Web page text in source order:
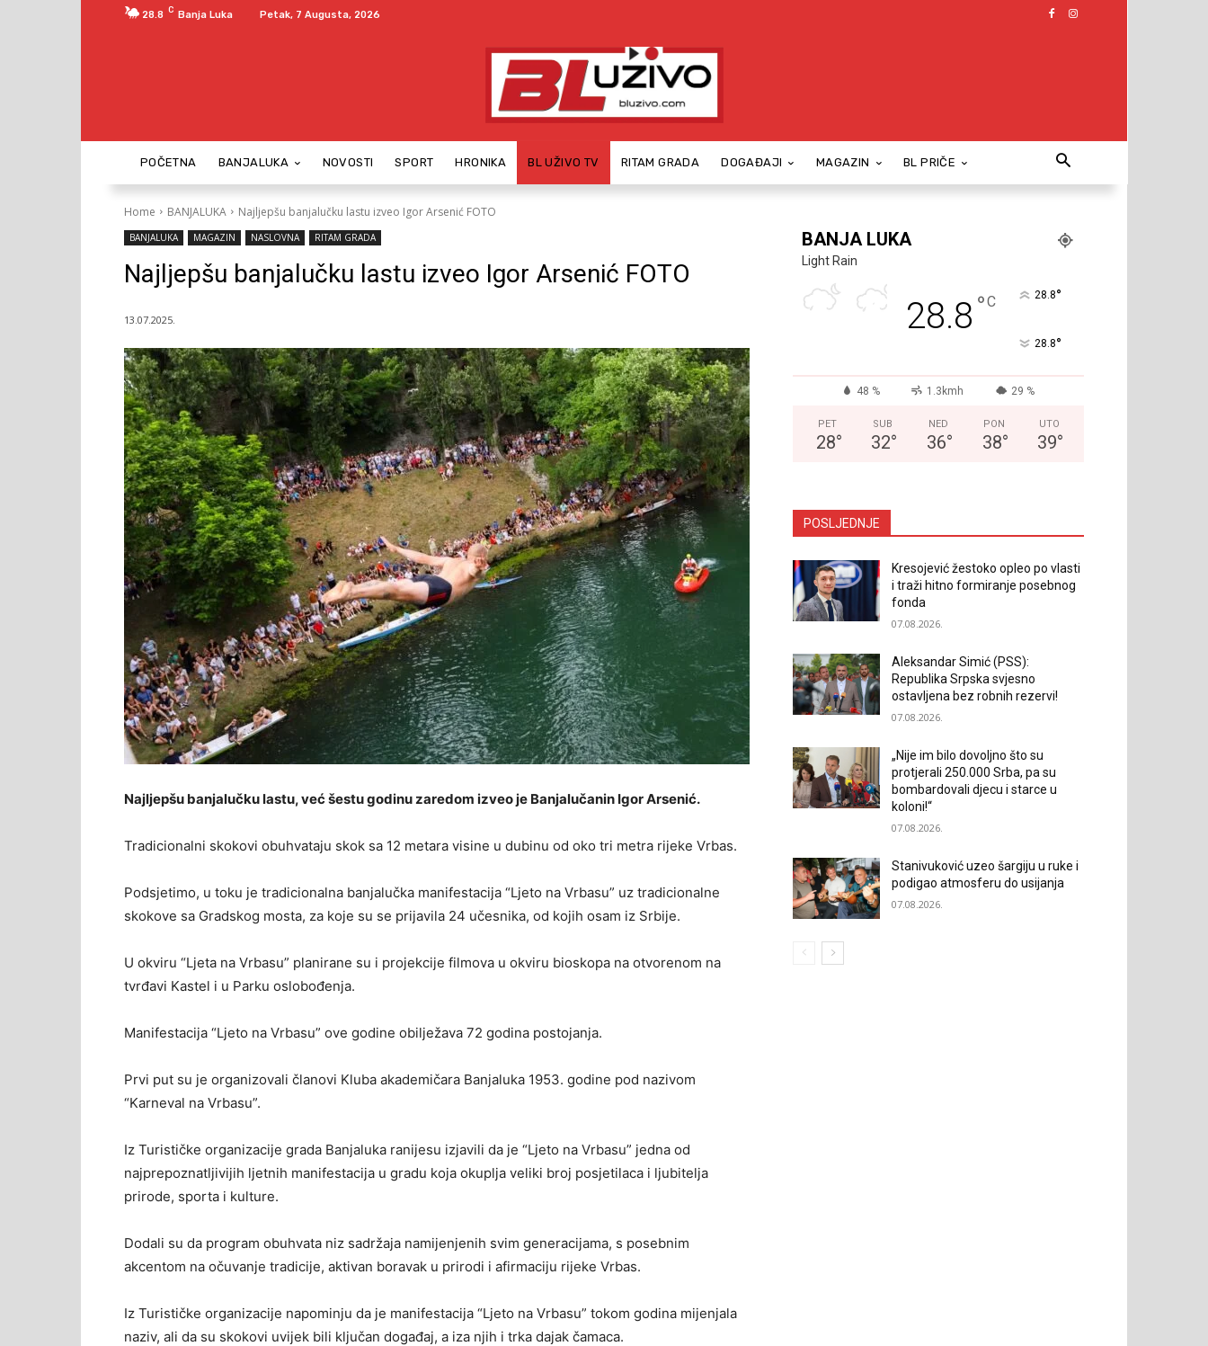
28.8 C Banja Luka Petak, 7 Augusta, 2026
POČETNA BANJALUKA NOVOSTI SPORT HRONIKA BL UŽIVO TV RITAM GRADA DOGAĐAJI MAGAZIN BL PRIČE
Home BANJALUKA Najljepšu banjalučku lastu izveo Igor Arsenić FOTO
BANJALUKA MAGAZIN NASLOVNA RITAM GRADA
Najljepšu banjalučku lastu izveo Igor Arsenić FOTO
13.07.2025.
Najljepšu banjalučku lastu, već šestu godinu zaredom izveo je Banjalučanin Igor Arsenić.
Tradicionalni skokovi obuhvataju skok sa 12 metara visine u dubinu od oko tri metra rijeke Vrbas.
Podsjetimo, u toku je tradicionalna banjalučka manifestacija “Ljeto na Vrbasu” uz tradicionalne
skokove sa Gradskog mosta, za koje su se prijavila 24 učesnika, od kojih osam iz Srbije.
U okviru “Ljeta na Vrbasu” planirane su i projekcije filmova u okviru bioskopa na otvorenom na
tvrđavi Kastel i u Parku oslobođenja.
Manifestacija “Ljeto na Vrbasu” ove godine obilježava 72 godina postojanja.
Prvi put su je organizovali članovi Kluba akademičara Banjaluka 1953. godine pod nazivom
“Karneval na Vrbasu”.
Iz Turističke organizacije grada Banjaluka ranijesu izjavili da je “Ljeto na Vrbasu” jedna od
najprepoznatljivijih ljetnih manifestacija u gradu koja okuplja veliki broj posjetilaca i ljubitelja
prirode, sporta i kulture.
Dodali su da program obuhvata niz sadržaja namijenjenih svim generacijama, s posebnim
akcentom na očuvanje tradicije, aktivan boravak u prirodi i afirmaciju rijeke Vrbas.
Iz Turističke organizacije napominju da je manifestacija “Ljeto na Vrbasu” tokom godina mijenjala
naziv, ali da su skokovi uvijek bili ključan događaj, a iza njih i trka dajak čamaca.
BANJA LUKA
Light Rain
28.8 °C 28.8°
28.8°
48 % 1.3kmh 29 %
PET
28°
SUB
32°
NED
36°
PON
38°
UTO
39°
POSLJEDNJE
Kresojević žestoko opleo po vlasti
i traži hitno formiranje posebnog
fonda
07.08.2026.
Aleksandar Simić (PSS):
Republika Srpska svjesno
ostavljena bez robnih rezervi!
07.08.2026.
„Nije im bilo dovoljno što su
protjerali 250.000 Srba, pa su
bombardovali djecu i starce u
koloni!“
07.08.2026.
Stanivuković uzeo šargiju u ruke i
podigao atmosferu do usijanja
07.08.2026.